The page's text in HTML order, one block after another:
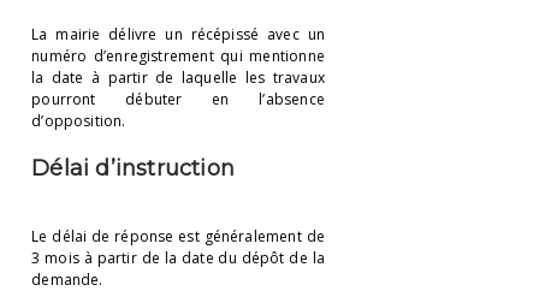
La mairie délivre un récépissé avec un
numéro d’enregistrement qui mentionne
la date à partir de laquelle les travaux
pourront débuter en l’absence
d’opposition.
Délai d’instruction
Le délai de réponse est généralement de
3 mois à partir de la date du dépôt de la
demande.